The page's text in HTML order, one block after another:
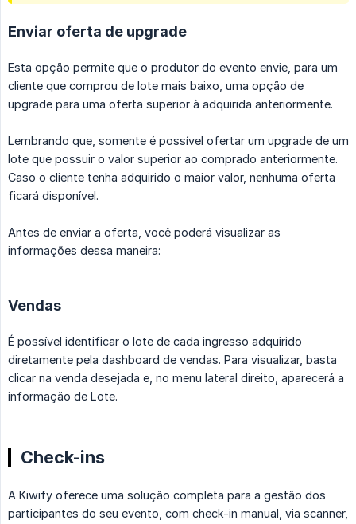
Enviar oferta de upgrade
Esta opção permite que o produtor do evento envie, para um
cliente que comprou de lote mais baixo, uma opção de
upgrade para uma oferta superior à adquirida anteriormente.
Lembrando que, somente é possível ofertar um upgrade de um
lote que possuir o valor superior ao comprado anteriormente.
Caso o cliente tenha adquirido o maior valor, nenhuma oferta
ficará disponível.
Antes de enviar a oferta, você poderá visualizar as
informações dessa maneira:
Vendas
É possível identificar o lote de cada ingresso adquirido
diretamente pela dashboard de vendas. Para visualizar, basta
clicar na venda desejada e, no menu lateral direito, aparecerá a
informação de Lote.
Check-ins
A Kiwify oferece uma solução completa para a gestão dos
participantes do seu evento, com check-in manual, via scanner,